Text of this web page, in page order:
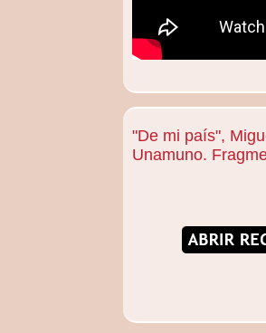
"De mi país",
Unamuno.